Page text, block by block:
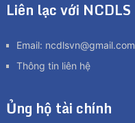
Liên lạc với NCDLS
Email: ncdlsvn@gmail.com
Thông tin liên hệ
Ủng hộ tài chính